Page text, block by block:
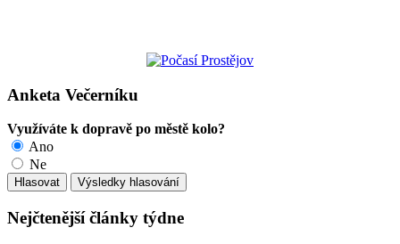
Anketa Večerníku
Využíváte k dopravě po městě kolo?
Ano
Ne
Nejčtenější články týdne